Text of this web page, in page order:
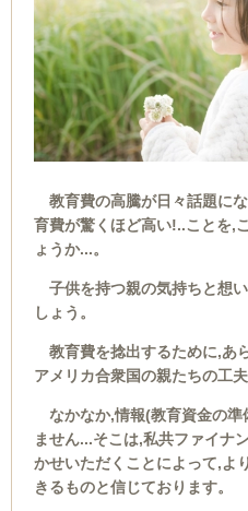
教育費の高騰が日々話題に
育費が驚くほど高い!..ことを,
ょうか...。
子供を持つ親の気持ちと想
しょう。
教育費を捻出するために,あ
アメリカ合衆国の親たちの工
なかなか,情報(教育資金の準
ません...そこは,私共ファイナ
かせいただくことによって,よ
きるものと信じております。